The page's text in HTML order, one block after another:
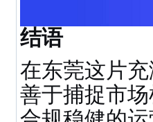
结语
在东莞这片
善于捕捉市